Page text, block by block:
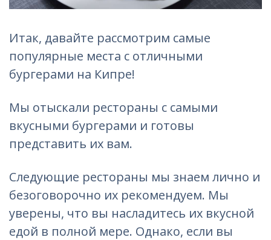
Итак, давайте рассмотрим самые
популярные места с отличными
бургерами на Кипре!
Мы отыскали рестораны с самыми
вкусными бургерами и готовы
представить их вам.
Следующие рестораны мы знаем лично и
безоговорочно их рекомендуем. Мы
уверены, что вы насладитесь их вкусной
едой в полной мере. Однако, если вы